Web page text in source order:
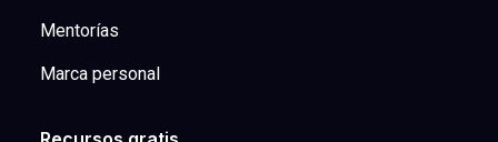
Mentorías
Marca personal